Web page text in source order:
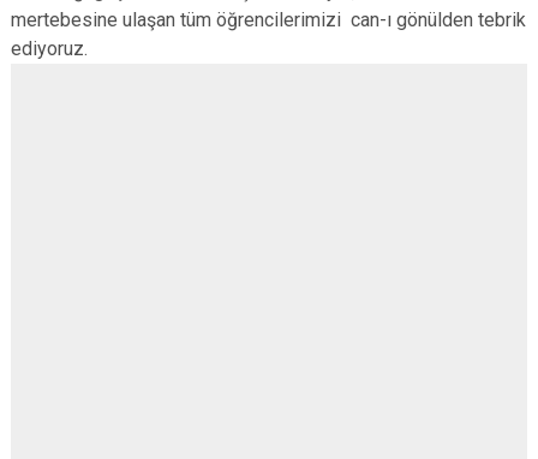
mertebesine ulaşan tüm öğrencilerimizi can-ı gönülden tebrik
ediyoruz.